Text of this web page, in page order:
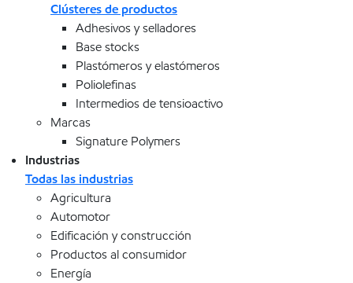
Clústeres de productos
Adhesivos y selladores
Base stocks
Plastómeros y elastómeros
Poliolefinas
Intermedios de tensioactivo
Marcas
Signature Polymers
Industrias
Todas las industrias
Agricultura
Automotor
Edificación y construcción
Productos al consumidor
Energía